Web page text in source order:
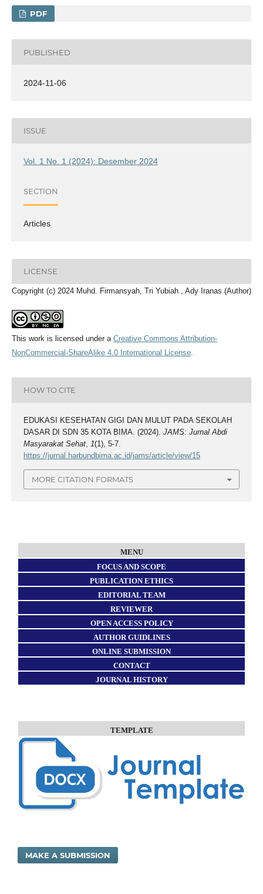
PDF
PUBLISHED
2024-11-06
ISSUE
Vol. 1 No. 1 (2024): Desember 2024
SECTION
Articles
LICENSE
Copyright (c) 2024 Muhd. Firmansyah, Tri Yubiah , Ady Iranas (Author)
This work is licensed under a Creative Commons Attribution-
NonCommercial-ShareAlike 4.0 International License.
HOW TO CITE
EDUKASI KESEHATAN GIGI DAN MULUT PADA SEKOLAH
DASAR DI SDN 35 KOTA BIMA. (2024). JAMS: Jurnal Abdi
Masyarakat Sehat, 1(1), 5-7.
https://jurnal.harbundbima.ac.id/jams/article/view/15
MORE CITATION FORMATS
MENU
FOCUS AND SCOPE
PUBLICATION ETHICS
EDITORIAL TEAM
REVIEWER
OPEN ACCESS POLICY
AUTHOR GUIDLINES
ONLINE SUBMISSION
CONTACT
JOURNAL HISTORY
TEMPLATE
MAKE A SUBMISSION